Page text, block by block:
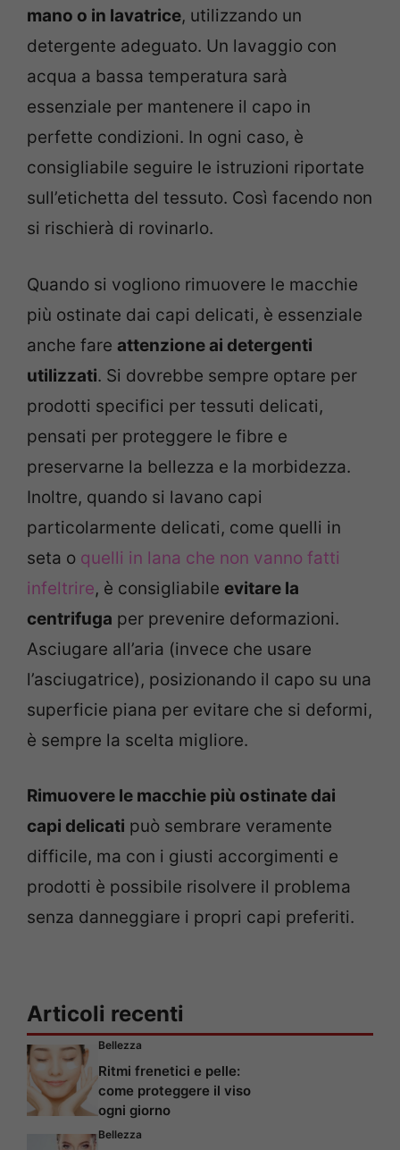
mano o in lavatrice, utilizzando un
detergente adeguato. Un lavaggio con
acqua a bassa temperatura sarà
essenziale per mantenere il capo in
perfette condizioni. In ogni caso, è
consigliabile seguire le istruzioni riportate
sull’etichetta del tessuto. Così facendo non
si rischierà di rovinarlo.
Quando si vogliono rimuovere le macchie
più ostinate dai capi delicati, è essenziale
anche fare attenzione ai detergenti
utilizzati. Si dovrebbe sempre optare per
prodotti specifici per tessuti delicati,
pensati per proteggere le fibre e
preservarne la bellezza e la morbidezza.
Inoltre, quando si lavano capi
particolarmente delicati, come quelli in
seta o quelli in lana che non vanno fatti
infeltrire, è consigliabile evitare la
centrifuga per prevenire deformazioni.
Asciugare all’aria (invece che usare
l’asciugatrice), posizionando il capo su una
superficie piana per evitare che si deformi,
è sempre la scelta migliore.
Rimuovere le macchie più ostinate dai
capi delicati può sembrare veramente
difficile, ma con i giusti accorgimenti e
prodotti è possibile risolvere il problema
senza danneggiare i propri capi preferiti.
Articoli recenti
Bellezza
Ritmi frenetici e pelle:
come proteggere il viso
ogni giorno
Bellezza